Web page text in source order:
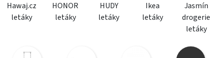
Hawaj.cz
letáky
HONOR
letáky
HUDY
letáky
Ikea
letáky
Jasmín
drogerie
letáky